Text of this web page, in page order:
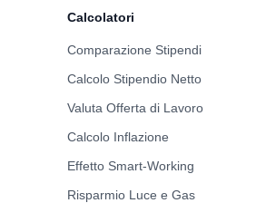
Calcolatori
Comparazione Stipendi
Calcolo Stipendio Netto
Valuta Offerta di Lavoro
Calcolo Inflazione
Effetto Smart-Working
Risparmio Luce e Gas